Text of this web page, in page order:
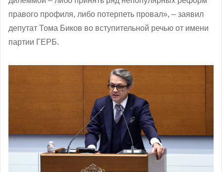
правого профиля, либо потерпеть провал», – заявил
депутат Тома Биков во вступительной речью от имени
партии ГЕРБ.